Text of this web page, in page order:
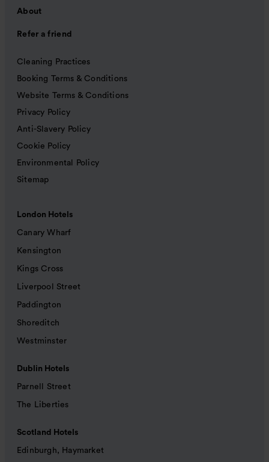
About
Refer a friend
Cleaning Practices
Booking Terms & Conditions
Website Terms & Conditions
Privacy Policy
Anti-Slavery Policy
Cookie Policy
Environmental Policy
Sitemap
London Hotels
Canary Wharf
Kensington
Kings Cross
Liverpool Street
Paddington
Shoreditch
Westminster
Dublin Hotels
Parnell Street
The Liberties
Scotland Hotels
Edinburgh, Haymarket